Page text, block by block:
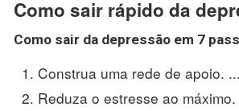
Como sair rápido da
Como sair da depressão em 7
Construa uma rede de apoio. ...
Reduza o estresse ao máximo.